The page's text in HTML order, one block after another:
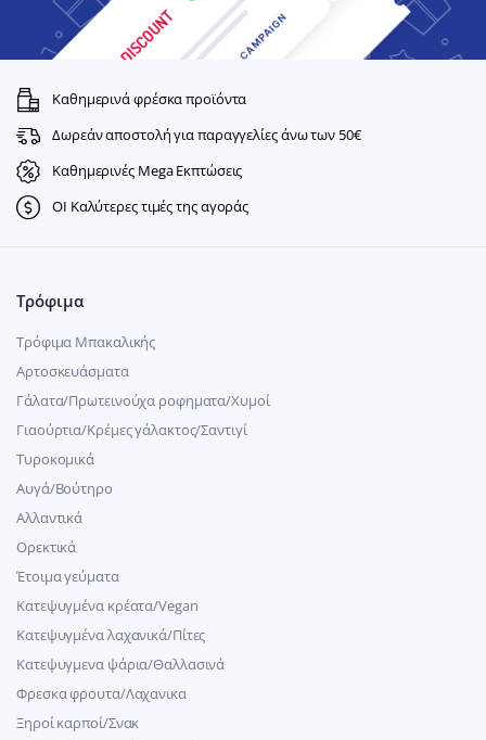
Καθημερινά φρέσκα προϊόντα
Δωρεάν αποστολή για παραγγελίες άνω των 50€
Καθημερινές Mega Εκπτώσεις
ΟΙ Καλύτερες τιμές της αγοράς
Τρόφιμα
Τρόφιμα Μπακαλικής
Αρτοσκευάσματα
Γάλατα/Πρωτεινούχα ροφηματα/Χυμοί
Γιαούρτια/Κρέμες γάλακτος/Σαντιγί
Τυροκομικά
Αυγά/Βούτηρο
Αλλαντικά
Ορεκτικά
Έτοιμα γεύματα
Κατεψυγμένα κρέατα/Vegan
Kατεψυγμένα λαχανικά/Πίτες
Κατεψυγμενα ψάρια/Θαλλασινά
Φρεσκα φρουτα/Λαχανικα
Ξηροί καρποί/Σνακ